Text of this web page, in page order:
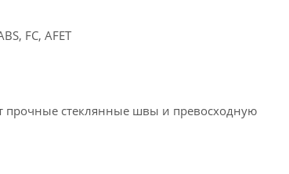
FC, AFET
прочные стеклянные швы и превосходную